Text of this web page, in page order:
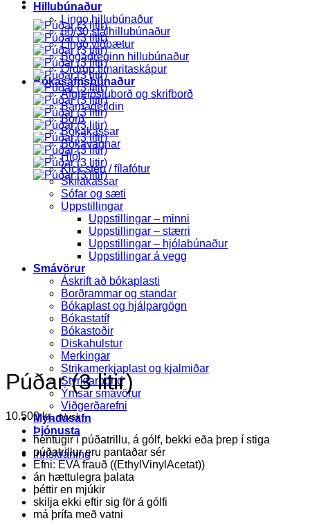
Hillubúnaður
Lingo hillubúnaður
60/30 stálhillubúnaður
Lingo viðbætur
Bogadreginn hillubúnaður
Ordrup tímaritaskápur
Bókasafnsbúnaður
Afgreiðsluborð og skrifborð
Barnadeildin
Borð
Bókakassar
Bókavagnar
Hjól
Kick step / fílafótur
Skilakassar
Sófar og sæti
Uppstillingar
Uppstillingar – minni
Uppstillingar – stærri
Uppstillingar – hjólabúnaður
Uppstillingar á vegg
Smávörur
Áskrift að bókaplasti
Borðrammar og standar
Bókaplast og hjálpargögn
Bókastatíf
Bókastoðir
Diskahulstur
Merkingar
Strikamerkjaplast og kjalmiðar
Styrktarbönd
Ýmsar smávörur
Viðgerðarefni
Myndasafn
Þjónusta
Innskráning
Púðar (3 litir)
10.500kr. m/vsk
hentugir í púðatrillu, á gólf, bekki eða þrep í stiga
púðatrillur eru pantaðar sér
Efni: EVA frauð ((EthylVinylAcetat))
án hættulegra þalata
þéttir en mjúkir
skilja ekki eftir sig för á gólfi
má þrífa með vatni